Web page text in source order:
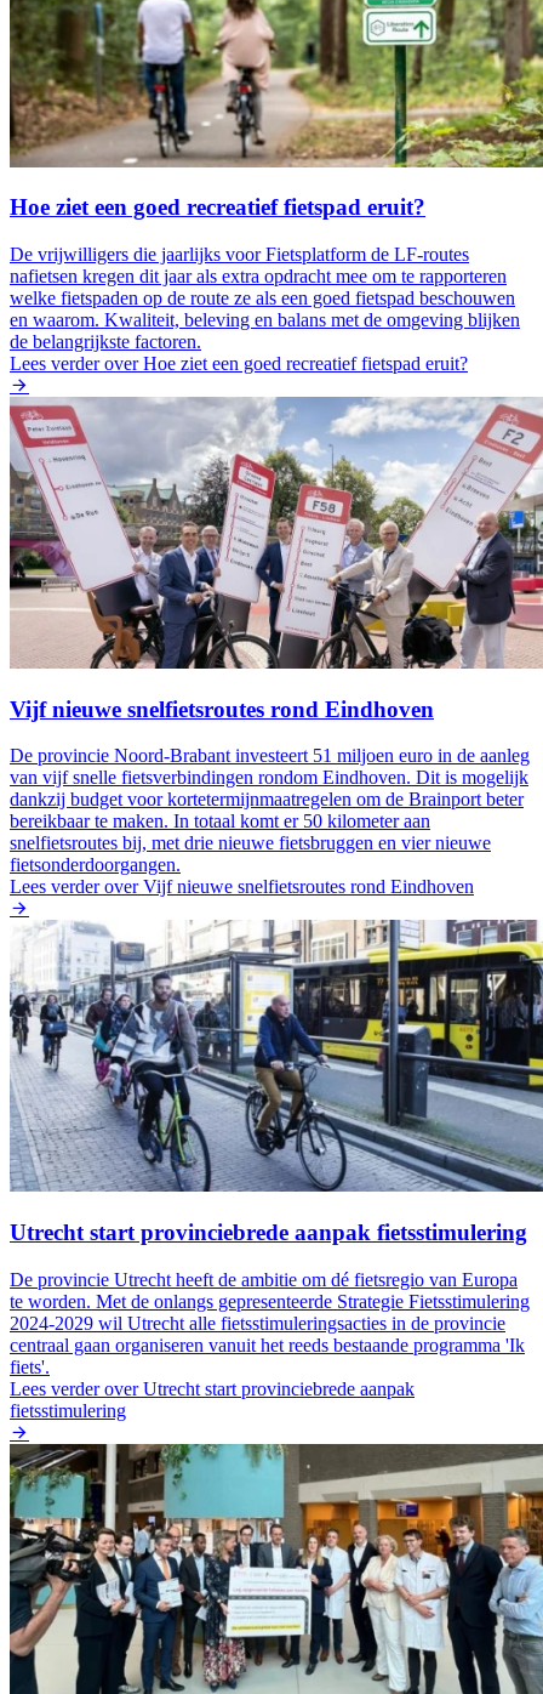
Hoe ziet een goed recreatief fietspad eruit?
De vrijwilligers die jaarlijks voor Fietsplatform de LF-routes
nafietsen kregen dit jaar als extra opdracht mee om te rapporteren
welke fietspaden op de route ze als een goed fietspad beschouwen
en waarom. Kwaliteit, beleving en balans met de omgeving blijken
de belangrijkste factoren.
Lees verderover Hoe ziet een goed recreatief fietspad eruit?
Vijf nieuwe snelfietsroutes rond Eindhoven
De provincie Noord-Brabant investeert 51 miljoen euro in de aanleg
van vijf snelle fietsverbindingen rondom Eindhoven. Dit is mogelijk
dankzij budget voor kortetermijnmaatregelen om de Brainport beter
bereikbaar te maken. In totaal komt er 50 kilometer aan
snelfietsroutes bij, met drie nieuwe fietsbruggen en vier nieuwe
fietsonderdoorgangen.
Lees verderover Vijf nieuwe snelfietsroutes rond Eindhoven
Utrecht start provinciebrede aanpak fietsstimulering
De provincie Utrecht heeft de ambitie om dé fietsregio van Europa
te worden. Met de onlangs gepresenteerde Strategie Fietsstimulering
2024-2029 wil Utrecht alle fietsstimuleringsacties in de provincie
centraal gaan organiseren vanuit het reeds bestaande programma 'Ik
fiets'.
Lees verderover Utrecht start provinciebrede aanpak
fietsstimulering